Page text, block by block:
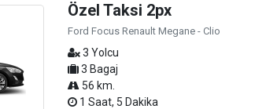
Özel Taksi 2px
Ford Focus Renault Megane - Clio
3 Yolcu
3 Bagaj
56 km.
1 Saat, 5 Dakika